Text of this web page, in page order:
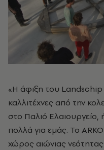
«Η άφιξη του Landschip
καλλιτέχνες από την
στο Παλιό Ελαιουργείο,
πολλά για εμάς. To
χώρος αιώνιας νεότητας